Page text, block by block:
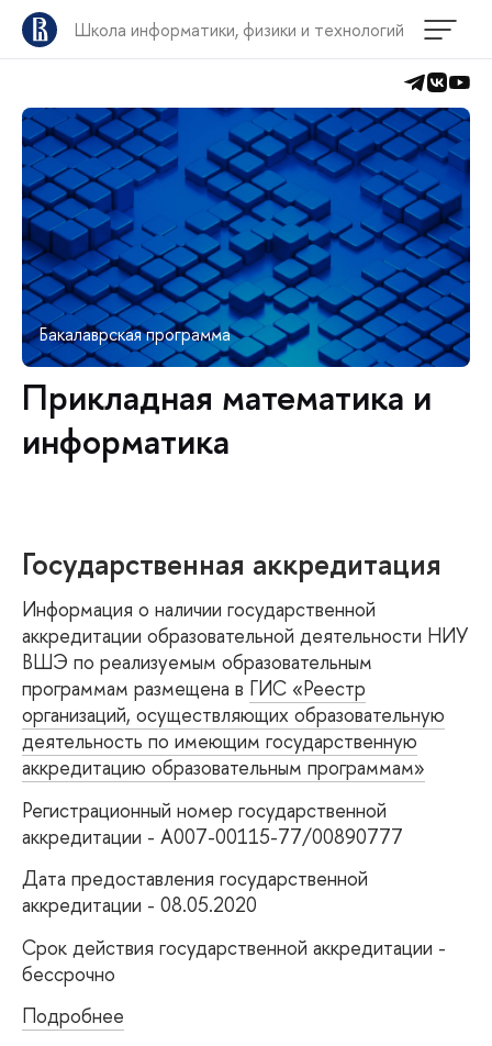
Школа информатики, физики и технологий
Бакалаврская программа
Прикладная математика и
информатика
Государственная аккредитация
Информация о наличии государственной
аккредитации образовательной деятельности НИУ
ВШЭ по реализуемым образовательным
программам размещена в ГИС «Реестр
организаций, осуществляющих образовательную
деятельность по имеющим государственную
аккредитацию образовательным программам»
Регистрационный номер государственной
аккредитации - А007-00115-77/00890777
Дата предоставления государственной
аккредитации - 08.05.2020
Срок действия государственной аккредитации -
бессрочно
Подробнее